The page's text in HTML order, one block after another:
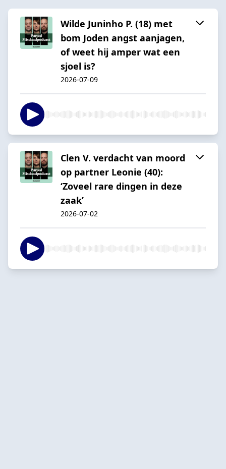
Wilde Juninho P. (18) met
bom Joden angst aanjagen,
of weet hij amper wat een
sjoel is?
2026-07-09
Clen V. verdacht van moord
op partner Leonie (40):
‘Zoveel rare dingen in deze
zaak’
2026-07-02